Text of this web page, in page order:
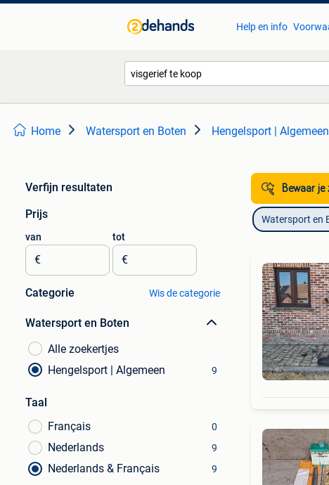
Help en info
Home Watersport en Boten Hengelsport | Algemeen
Verfijn resultaten
Prijs
van
€
tot
€
Categorie Wis de categorie
Watersport en Boten
Alle zoekertjes
Hengelsport | Algemeen
9
Taal
Français
0
Nederlands 9
Nederlands & Français 9
Bewaar
Watersport en